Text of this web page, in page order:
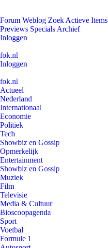
Forum Weblog Zoek Actieve Items
Previews Specials Archief
Inloggen
fok.nl
Inloggen
fok.nl
Actueel
Nederland
Internationaal
Economie
Politiek
Tech
Showbiz en Gossip
Opmerkelijk
Entertainment
Showbiz en Gossip
Muziek
Film
Televisie
Media & Cultuur
Bioscoopagenda
Sport
Voetbal
Formule 1